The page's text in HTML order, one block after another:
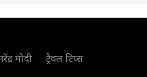
मोदी
ट्रैवल टिप्स